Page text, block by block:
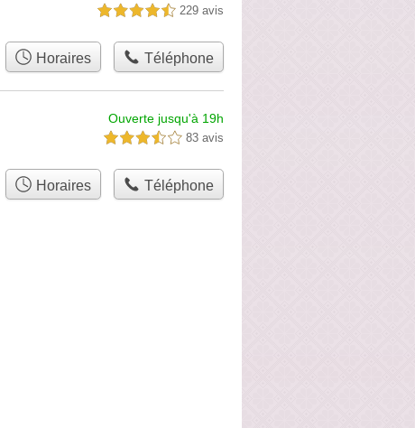
4,5 étoiles sur 5 229 avis
Horaires Téléphone
Ouverte jusqu'à 19h
3,5 étoiles sur 5 83 avis
Horaires Téléphone